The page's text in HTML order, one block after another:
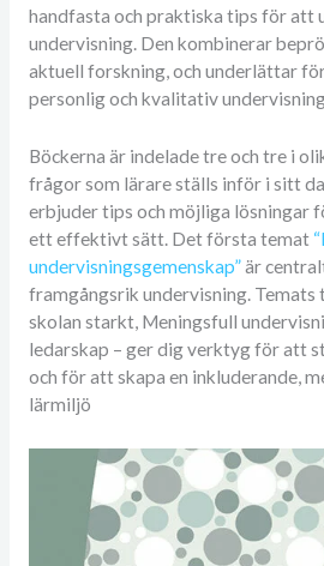
handfasta och praktiska tips för att
undervisning. Den kombinerar
aktuell forskning, och underlättar
personlig och kvalitativ
Böckerna är indelade tre och tre i
frågor som lärare ställs inför i sitt
erbjuder tips och möjliga lösningar
ett effektivt sätt. Det första temat
undervisningsgemenskap”är
framgångsrik undervisning. Temats
skolan starkt, Meningsfull
ledarskap – ger dig verktyg för att
och för att skapa en inkluderande,
lärmiljö